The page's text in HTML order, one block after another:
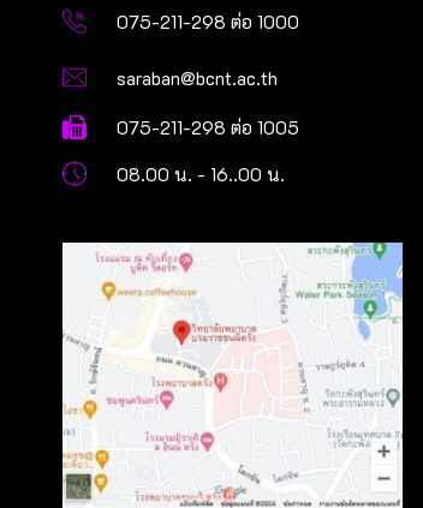
075-211-298 ต่อ 1000
saraban@bcnt.ac.th
075-211-298 ต่อ 1005
08.00 น. - 16..00 น.